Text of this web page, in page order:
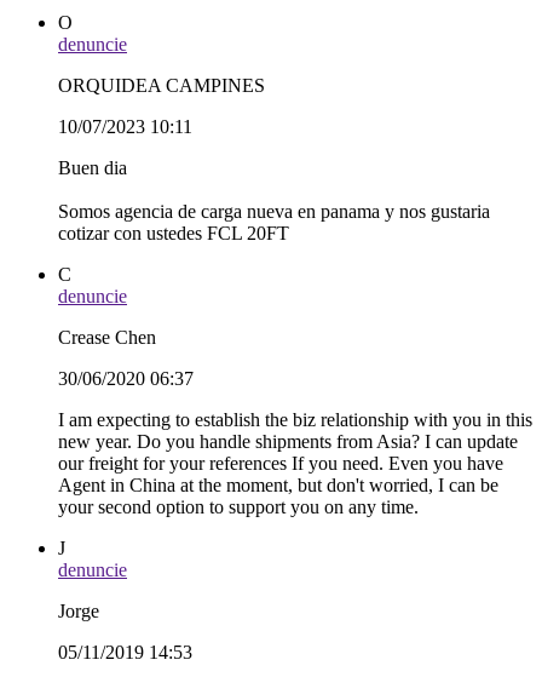
O
denuncie
ORQUIDEA CAMPINES
10/07/2023 10:11
Buen dia
Somos agencia de carga nueva en panama y nos gustaria
cotizar con ustedes FCL 20FT
C
denuncie
Crease Chen
30/06/2020 06:37
I am expecting to establish the biz relationship with you in this
new year. Do you handle shipments from Asia? I can update
our freight for your references If you need. Even you have
Agent in China at the moment, but don't worried, I can be
your second option to support you on any time.
J
denuncie
Jorge
05/11/2019 14:53